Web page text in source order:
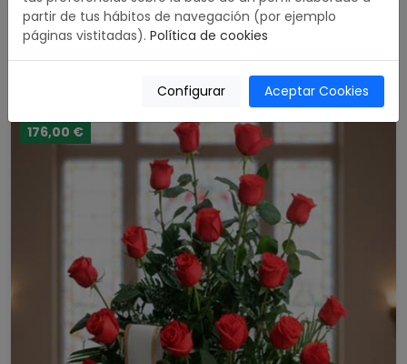
Corona Premium Rosas Rojas
5.00 / 5
Comprar
176,00 €
partir de tus hábitos de navegación (por ejemplo
páginas vistitadas). Política de cookies
Configurar Aceptar Cookies